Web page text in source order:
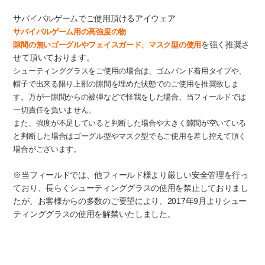
サバイバルゲームでご使用頂けるアイウェア
サバイバルゲーム用の高強度の物
隙間の無いゴーグルやフェイスガード、マスク型の使用を強く推奨さ
せて頂いております。
シューティンググラスをご使用の場合は、ゴムバンド着用タイプや、
帽子で出来る限り上部の隙間を埋めた状態でのご使用を推奨致しま
す。万が一隙間からの被弾などで怪我をした場合、当フィールドでは
一切責任を負いません。
また、強度が不足していると判断した場合や大きく隙間が空いている
と判断した場合はゴーグル型やマスク型でもご使用を差し控えて頂く
場合がございます。
※当フィールドでは、他フィールド様より厳しい安全管理を行っ
ており、長らくシューティンググラスの使用を禁止しておりまし
たが、お客様からの多数のご要望により、2017年9月よりシュー
ティンググラスの使用を解禁いたしました。